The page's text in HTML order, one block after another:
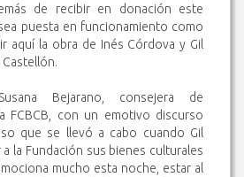
de recibir en donación este
puesta en funcionamiento como
aquí la obra de Inés Córdova y Gil
Castellón.
Bejarano, consejera de
FCBCB, con un emotivo discurso
que se llevó a cabo cuando Gil
la Fundación sus bienes culturales
mucho esta noche, estar al